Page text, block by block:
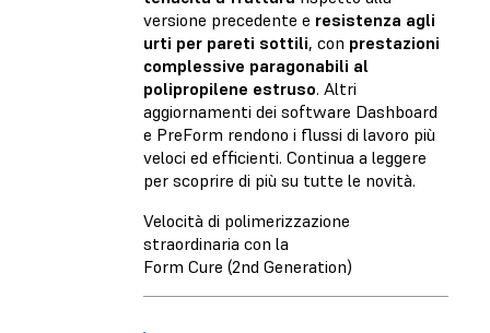
versione precedente e resistenza agli
urti per pareti sottili, con prestazioni
complessive paragonabili al
polipropilene estruso. Altri
aggiornamenti dei software Dashboard
e PreForm rendono i flussi di lavoro più
veloci ed efficienti. Continua a leggere
per scoprire di più su tutte le novità.
Velocità di polimerizzazione
straordinaria con la
Form Cure (2nd Generation)